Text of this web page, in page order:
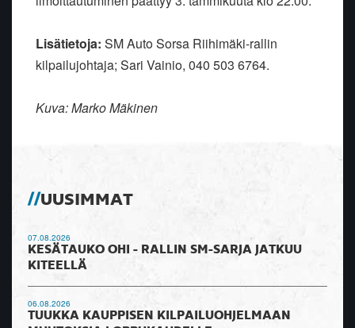
Lisätietoja: SM Auto Sorsa Riihimäki-rallin
kilpailujohtaja; Sari Vainio, 040 503 6764.
Kuva: Marko Mäkinen
UUSIMMAT
07.08.2026
KESÄTAUKO OHI - RALLIN SM-SARJA JATKUU
KITEELLÄ
06.08.2026
TUUKKA KAUPPISEN KILPAILUOHJELMAAN